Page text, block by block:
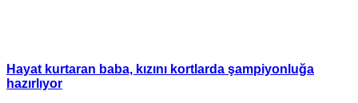
Hayat kurtaran baba, kızını kortlarda şampiyonluğa
hazırlıyor